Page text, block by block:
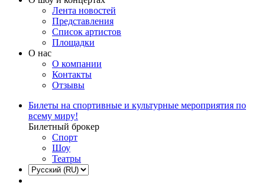
Лента новостей
Представления
Список артистов
Площадки
О нас
О компании
Контакты
Отзывы
Билеты на спортивные и культурные мероприятия по
всему миру!
Билетный брокер
Спорт
Шоу
Театры